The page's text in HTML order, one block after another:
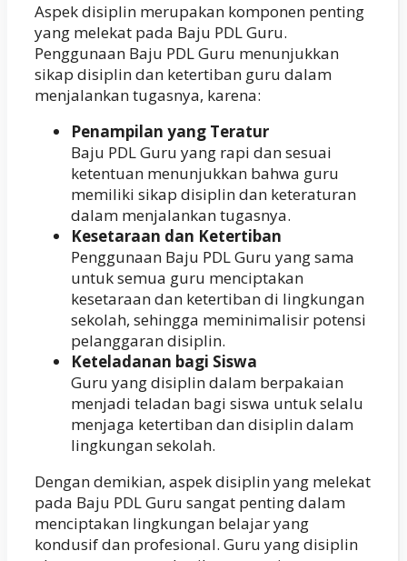
Aspek disiplin merupakan komponen penting
yang melekat pada Baju PDL Guru.
Penggunaan Baju PDL Guru menunjukkan
sikap disiplin dan ketertiban guru dalam
menjalankan tugasnya, karena:
Penampilan yang Teratur
Baju PDL Guru yang rapi dan sesuai
ketentuan menunjukkan bahwa guru
memiliki sikap disiplin dan keteraturan
dalam menjalankan tugasnya.
Kesetaraan dan Ketertiban
Penggunaan Baju PDL Guru yang sama
untuk semua guru menciptakan
kesetaraan dan ketertiban di lingkungan
sekolah, sehingga meminimalisir potensi
pelanggaran disiplin.
Keteladanan bagi Siswa
Guru yang disiplin dalam berpakaian
menjadi teladan bagi siswa untuk selalu
menjaga ketertiban dan disiplin dalam
lingkungan sekolah.
Dengan demikian, aspek disiplin yang melekat
pada Baju PDL Guru sangat penting dalam
menciptakan lingkungan belajar yang
kondusif dan profesional. Guru yang disiplin